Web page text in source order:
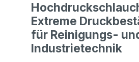
Extreme
für Reinigungs-
Industrietechnik